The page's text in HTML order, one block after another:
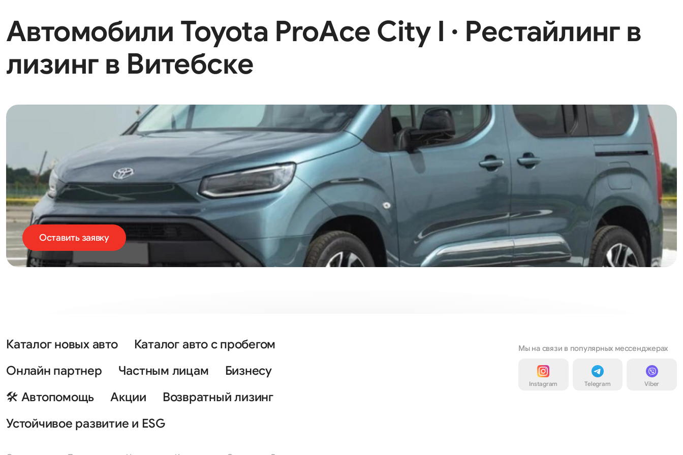
Автомобили Toyota ProAce City I · Рестайлинг в
лизинг в Витебске
Оставить заявку
Каталог новых авто
Каталог авто с пробегом
Онлайн партнер
Частным лицам
Бизнесу
🛠 Автопомощь
Акции
Возвратный лизинг
Устойчивое развитие и ESG
Мы на связи в популярных мессенджерах
Instagram Telegram Viber